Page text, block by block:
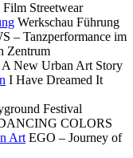
Film Streetwear
Werkschau Führung
– Tanzperformance im
Zentrum
A New Urban Art Story
I Have Dreamed It
Festival
COLORS
Art EGO – Journey of